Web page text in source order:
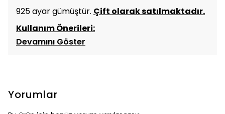
925 ayar gümüştür. Çift olarak satılmaktadır.
Kullanım Önerileri:
Devamını Göster
Yorumlar